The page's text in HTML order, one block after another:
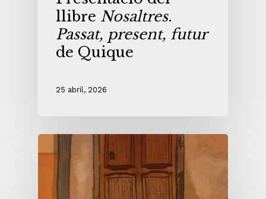
llibre Nosaltres.
Passat, present, futur
de Quique
25 abril, 2026